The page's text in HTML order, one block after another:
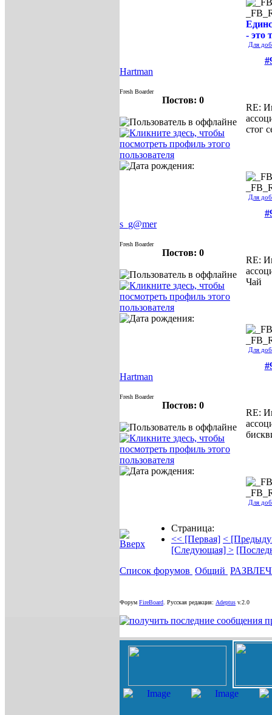
- это
Для
Hartman
Fresh Boarder
Постов: 0
RE:
стог
Для
s_g@mer
Fresh Boarder
Постов: 0
RE:
Чай
Для
Hartman
Fresh Boarder
Постов: 0
RE:
Для
Страница:
<< [Первая] <
[Следующая] >
Список форумов Общий
Форум FireBoard Русская редакция: Adeptus v.2.0